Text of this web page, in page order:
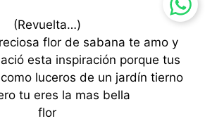
(Revuelta…)
flor de sabana te amo y
esta inspiración porque tus
luceros de un jardín tierno
tu eres la mas bella
flor